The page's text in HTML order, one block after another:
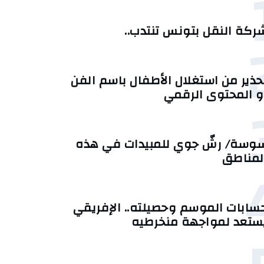
النقل بتونس تنتدب..
من استغلال الأطفال باسم الفن
المحتوى الرقمي
رشّ جوي للمبيدات في هذه
الموسم وحصيلته.. الإفريقي
لمواجهة منخرطيه